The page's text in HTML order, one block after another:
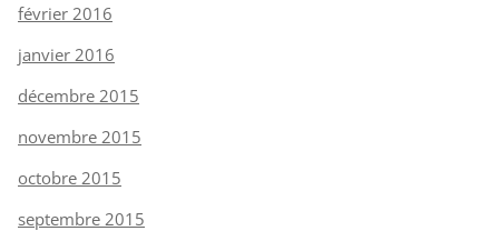
février 2016
janvier 2016
décembre 2015
novembre 2015
octobre 2015
septembre 2015